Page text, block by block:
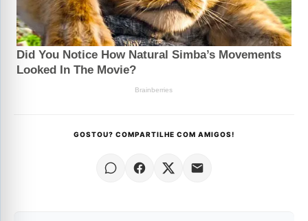
GOSTOU? COMPARTILHE COM AMIGOS!